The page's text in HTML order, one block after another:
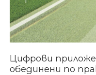
Цифрови
обединени по